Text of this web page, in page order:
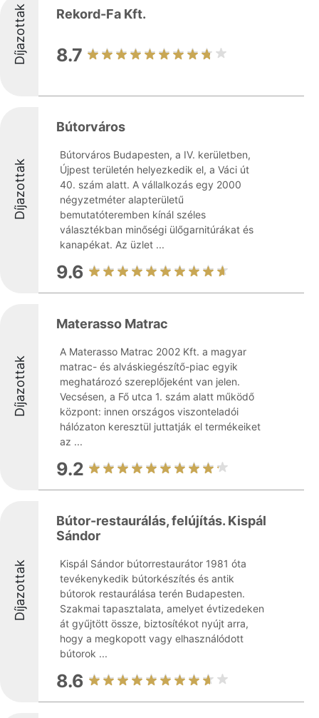
Díjazottak Rekord-Fa Kft.
8.7
Díjazottak
Bútorváros
Bútorváros Budapesten, a IV. kerületben,
Újpest területén helyezkedik el, a Váci út
40. szám alatt. A vállalkozás egy 2000
négyzetméter alapterületű
bemutatóteremben kínál széles
választékban minőségi ülőgarnitúrákat és
kanapékat. Az üzlet ...
9.6
Díjazottak
Materasso Matrac
A Materasso Matrac 2002 Kft. a magyar
matrac- és alváskiegészítő-piac egyik
meghatározó szereplőjeként van jelen.
Vecsésen, a Fő utca 1. szám alatt működő
központ: innen országos viszonteladói
hálózaton keresztül juttatják el termékeiket
az ...
9.2
Díjazottak
Bútor-restaurálás, felújítás. Kispál
Sándor
Kispál Sándor bútorrestaurátor 1981 óta
tevékenykedik bútorkészítés és antik
bútorok restaurálása terén Budapesten.
Szakmai tapasztalata, amelyet évtizedeken
át gyűjtött össze, biztosítékot nyújt arra,
hogy a megkopott vagy elhasználódott
bútorok ...
8.6